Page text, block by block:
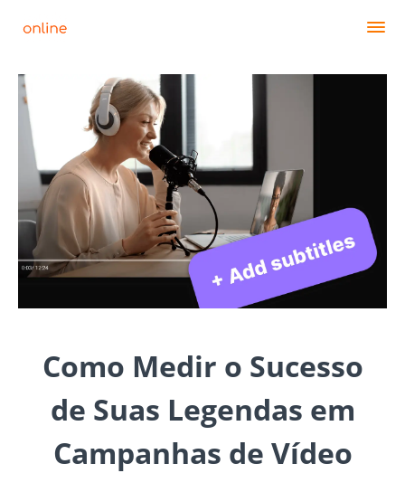
Como Medir o Sucesso
de Suas Legendas em
Campanhas de Vídeo